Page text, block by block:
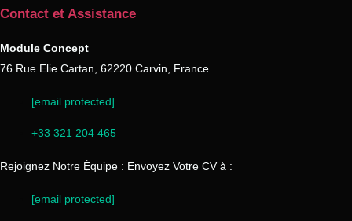
Contact et Assistance
Module Concept
76 Rue Elie Cartan, 62220 Carvin, France
[email protected]
+33 321 204 465
Rejoignez Notre Équipe : Envoyez Votre CV à :
[email protected]